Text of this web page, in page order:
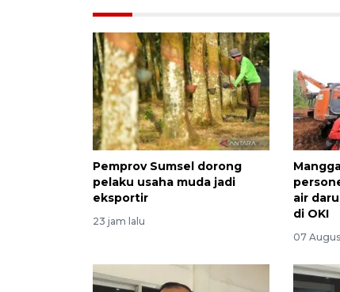
Pemprov Sumsel dorong
pelaku usaha muda jadi
eksportir
23 jam lalu
air
di OKI
07